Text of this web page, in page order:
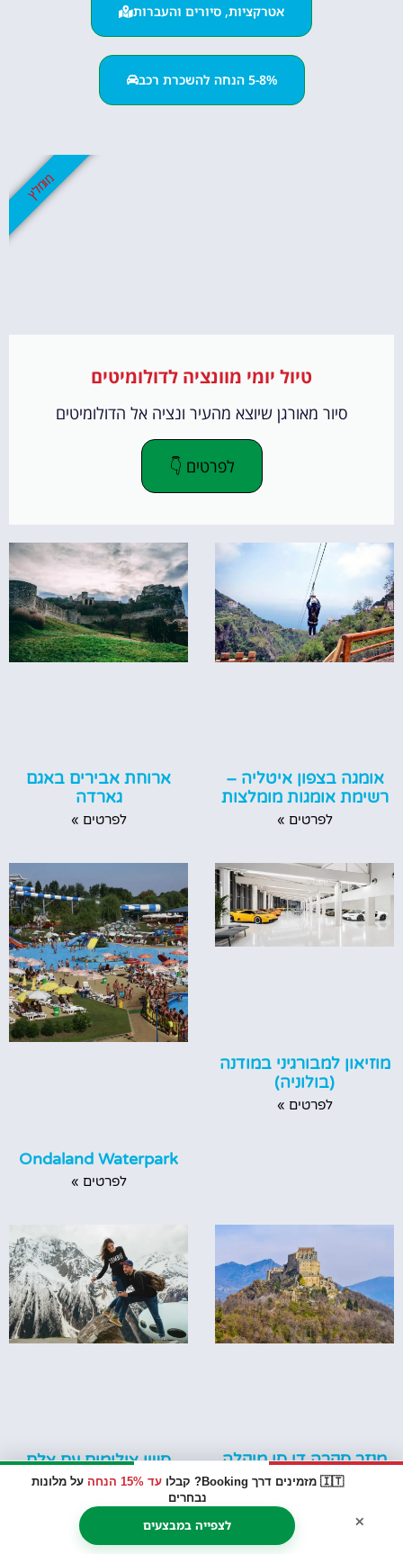
🇮🇹 מזמינים דרך Booking? קבלו עד 15% הנחה
על מלונות
נבחרים
לצפייה במבצעים ×
אטרקציות, סיורים והעברות
5-8% הנחה להשכרת רכב
טיול יומי מוונציה לדולומיטים
סיור מאורגן שיוצא מהעיר ונציה אל הדולומיטים
לפרטים 👇
מומלץ
אומגה בצפון איטליה –
רשימת אומגות מומלצות
לפרטים »
ארוחת אבירים באגם
גארדה
לפרטים »
מוזיאון למבורגיני במודנה
(בולוניה)
לפרטים »
Ondaland Waterpark
לפרטים »
מנזר סקרה די סן מיקלה
סשן צילומים עם צלם
מקצועי בדולומיטים